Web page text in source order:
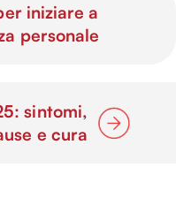
iniziare a
personale
sintomi,
e cura